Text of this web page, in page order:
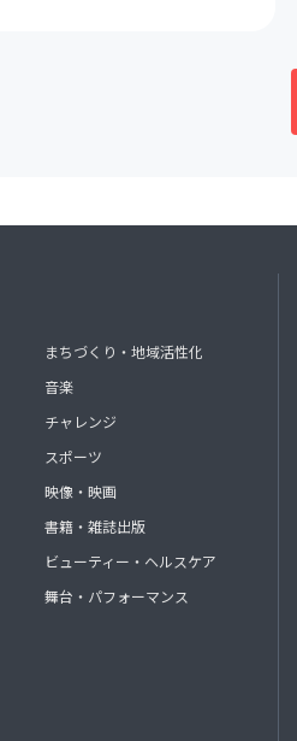
まちづくり・地域活性化
音楽
チャレンジ
スポーツ
映像・映画
書籍・雑誌出版
ビューティー・ヘルスケア
舞台・パフォーマンス